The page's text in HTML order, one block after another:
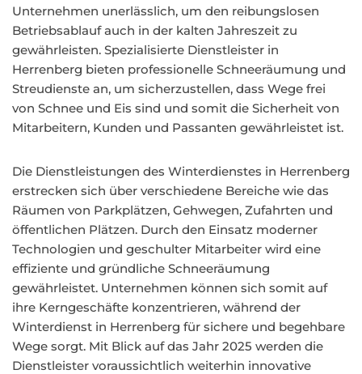
Unternehmen unerlässlich, um den reibungslosen
Betriebsablauf auch in der kalten Jahreszeit zu
gewährleisten. Spezialisierte Dienstleister in
Herrenberg bieten professionelle Schneeräumung und
Streudienste an, um sicherzustellen, dass Wege frei
von Schnee und Eis sind und somit die Sicherheit von
Mitarbeitern, Kunden und Passanten gewährleistet ist.
Die Dienstleistungen des Winterdienstes in Herrenberg
erstrecken sich über verschiedene Bereiche wie das
Räumen von Parkplätzen, Gehwegen, Zufahrten und
öffentlichen Plätzen. Durch den Einsatz moderner
Technologien und geschulter Mitarbeiter wird eine
effiziente und gründliche Schneeräumung
gewährleistet. Unternehmen können sich somit auf
ihre Kerngeschäfte konzentrieren, während der
Winterdienst in Herrenberg für sichere und begehbare
Wege sorgt. Mit Blick auf das Jahr 2025 werden die
Dienstleister voraussichtlich weiterhin innovative